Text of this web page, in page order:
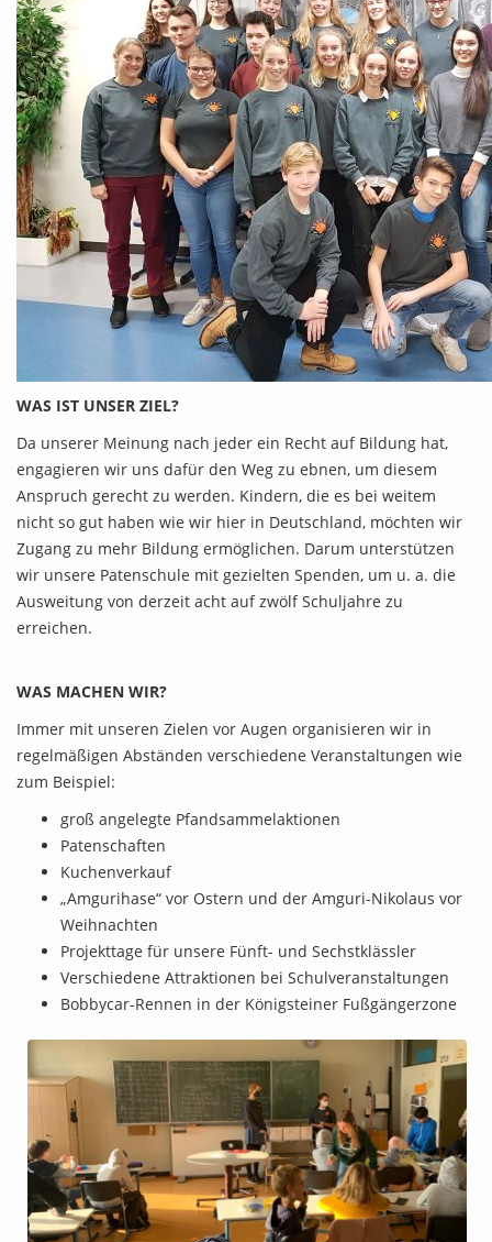
WAS IST UNSER ZIEL?
Da unserer Meinung nach jeder ein Recht auf Bildung hat,
engagieren wir uns dafür den Weg zu ebnen, um diesem
Anspruch gerecht zu werden. Kindern, die es bei weitem
nicht so gut haben wie wir hier in Deutschland, möchten wir
Zugang zu mehr Bildung ermöglichen. Darum unterstützen
wir unsere Patenschule mit gezielten Spenden, um u. a. die
Ausweitung von derzeit acht auf zwölf Schuljahre zu
erreichen.
WAS MACHEN WIR?
Immer mit unseren Zielen vor Augen organisieren wir in
regelmäßigen Abständen verschiedene Veranstaltungen wie
zum Beispiel:
groß angelegte Pfandsammelaktionen
Patenschaften
Kuchenverkauf
„Amgurihase“ vor Ostern und der Amguri-Nikolaus vor
Weihnachten
Projekttage für unsere Fünft- und Sechstklässler
Verschiedene Attraktionen bei Schulveranstaltungen
Bobbycar-Rennen in der Königsteiner Fußgängerzone